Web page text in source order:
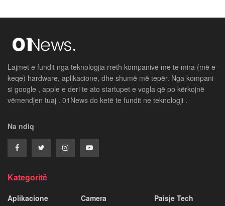
Lajmet e fundit nga teknologjia rreth kompanive me te mira (më e
keqe) hardware, aplikacione, dhe shumë më tepër. Nga kompani
si google , apple e deri te ato startupet e vogla që po kërkojnë
vëmendjen tuaj . 01News do ketë te fundit ne teknologji .
Na ndiq
Kategoritë
Aplikacione
Camera
Paisje Tech